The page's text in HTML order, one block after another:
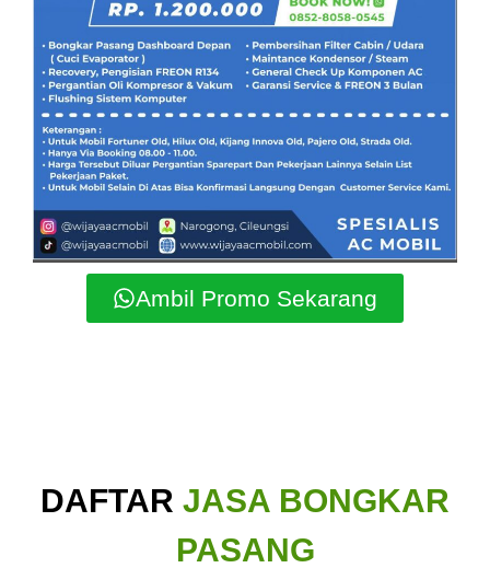
Ambil Promo Sekarang
DAFTAR JASA BONGKAR
PASANG